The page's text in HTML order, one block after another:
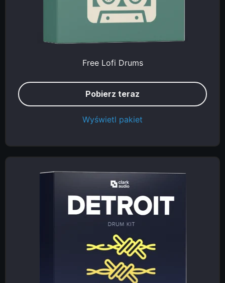
Free Lofi Drums
Pobierz teraz
Wyświetl pakiet